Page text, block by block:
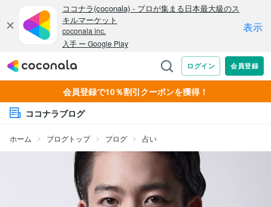
会員登録で10％割引クーポンを獲得！
ココナラブログ
ホーム ブログトップ ブログ 占い